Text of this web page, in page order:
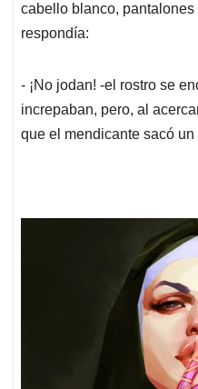
cabello blanco,
respondía:
- ¡No jodan! -el rostro se
increpaban, pero, al
que el mendicante sacó un